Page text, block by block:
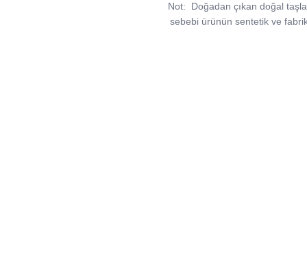
Not: Doğadan çıkan doğal
sebebi ürünün sentetik ve